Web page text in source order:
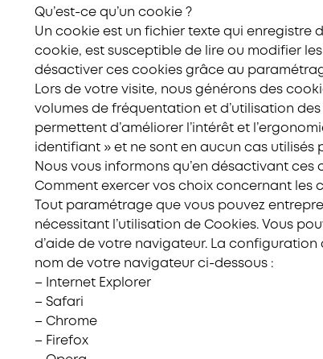
Qu’est-ce qu’un cookie ?
Un cookie est un fichier texte qui enregistre
cookie, est susceptible de lire ou modifier
désactiver ces cookies grâce au
Lors de votre visite, nous générons des
volumes de fréquentation et d’utilisation
permettent d’améliorer l’intérêt et
identifiant » et ne sont en aucun cas utilisés
Nous vous informons qu’en désactivant
Comment exercer vos choix concernant les
Tout paramétrage que vous pouvez
nécessitant l’utilisation de Cookies. Vous
d’aide de votre navigateur. La
nom de votre navigateur ci-dessous :
– Internet Explorer
– Safari
– Chrome
– Firefox